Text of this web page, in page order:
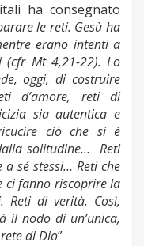
ha consegnato
le reti. Gesù ha
erano intenti a
Mt 4,21-22). Lo
oggi, di costruire
d’amore, reti di
sia autentica e
ciò che si è
solitudine… Reti
sé stessi… Reti che
ci fanno riscoprire la
Reti di verità. Così,
il nodo di un’unica,
di Dio”